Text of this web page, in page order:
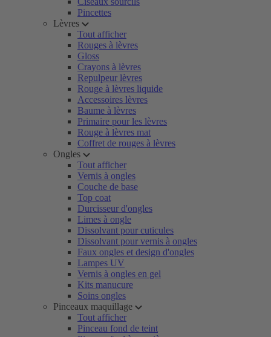
Pincettes
Lèvres
Tout afficher
Rouges à lèvres
Gloss
Crayons à lèvres
Repulpeur lèvres
Rouge à lèvres liquide
Accessoires lèvres
Baume à lèvres
Primaire pour les lèvres
Rouge à lèvres mat
Coffret de rouges à lèvres
Ongles
Tout afficher
Vernis à ongles
Couche de base
Top coat
Durcisseur d'ongles
Limes à ongle
Dissolvant pour cuticules
Dissolvant pour vernis à ongles
Faux ongles et design d'ongles
Lampes UV
Vernis à ongles en gel
Kits manucure
Soins ongles
Pinceaux maquillage
Tout afficher
Pinceau fond de teint